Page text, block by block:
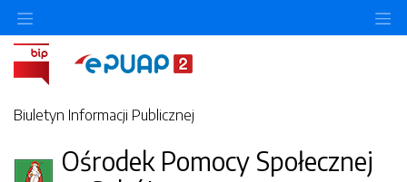
Biuletyn Informacji Publicznej
Ośrodek Pomocy Społecznej